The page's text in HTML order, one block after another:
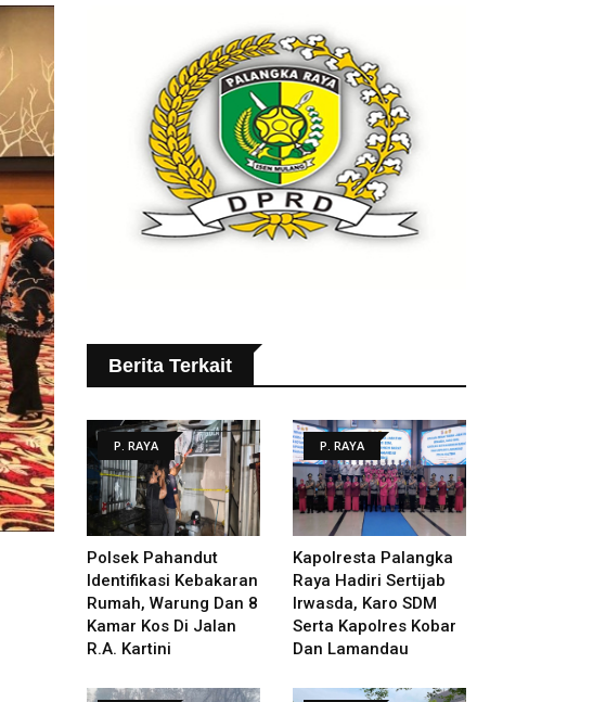
Berita Terkait
P. RAYA
Polsek Pahandut
Identifikasi Kebakaran
Rumah, Warung Dan 8
Kamar Kos Di Jalan
R.A. Kartini
P. RAYA
Kapolresta Palangka
Raya Hadiri Sertijab
Irwasda, Karo SDM
Serta Kapolres Kobar
Dan Lamandau